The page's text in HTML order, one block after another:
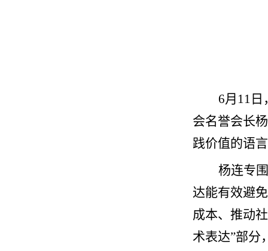
6月 11
会名誉会长
践价值的语
杨连专
达能有效避
成本、推动
术表达”部分